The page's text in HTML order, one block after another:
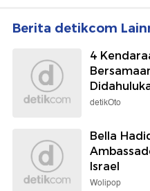
Berita detikcom
4
detikOto
Bella
Israel
Wolipop